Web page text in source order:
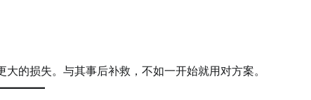
的损失。与其事后补救，不如一开始就用对方案。